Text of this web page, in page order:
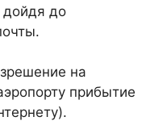
дойдя до
на
прибытие